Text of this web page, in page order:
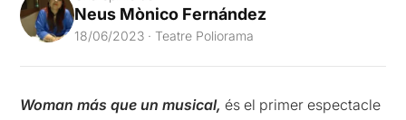
Neus Mònico Fernández
18/06/2023 · Teatre Poliorama
Woman más que un musical, és el primer espectacle